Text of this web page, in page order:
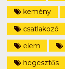
kemény
csatlakozó
elem
hegesztős